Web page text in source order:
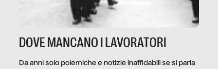
DOVE MANCANO I LAVORATORI
Da anni solo polemiche e notizie inaffidabili se si parla